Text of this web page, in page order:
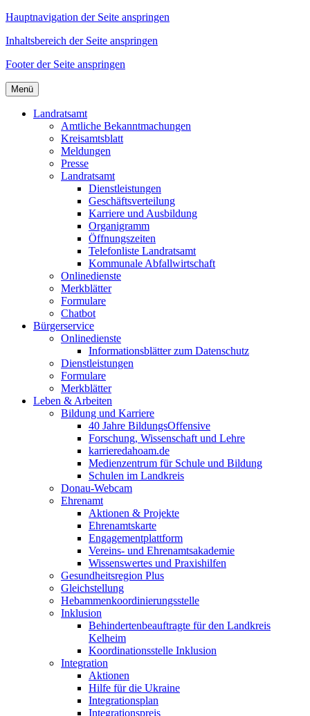
Hauptnavigation der Seite anspringen
Inhaltsbereich der Seite anspringen
Footer der Seite anspringen
Menü
Landratsamt
Amtliche Bekanntmachungen
Kreisamtsblatt
Meldungen
Presse
Landratsamt
Dienstleistungen
Geschäftsverteilung
Karriere und Ausbildung
Organigramm
Öffnungszeiten
Telefonliste Landratsamt
Kommunale Abfallwirtschaft
Onlinedienste
Merkblätter
Formulare
Chatbot
Bürgerservice
Onlinedienste
Informationsblätter zum Datenschutz
Dienstleistungen
Formulare
Merkblätter
Leben & Arbeiten
Bildung und Karriere
40 Jahre BildungsOffensive
Forschung, Wissenschaft und Lehre
karrieredahoam.de
Medienzentrum für Schule und Bildung
Schulen im Landkreis
Donau-Webcam
Ehrenamt
Aktionen & Projekte
Ehrenamtskarte
Engagementplattform
Vereins- und Ehrenamtsakademie
Wissenswertes und Praxishilfen
Gesundheitsregion Plus
Gleichstellung
Hebammenkoordinierungsstelle
Inklusion
Behindertenbeauftragte für den Landkreis
Kelheim
Koordinationsstelle Inklusion
Integration
Aktionen
Hilfe für die Ukraine
Integrationsplan
Integrationspreis